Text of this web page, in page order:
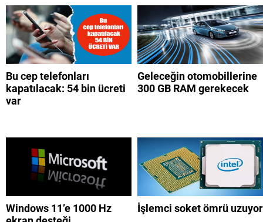
Bu cep telefonları
kapatılacak: 54 bin ücreti
var
Geleceğin otomobillerine
300 GB RAM gerekecek
Windows 11’e 1000 Hz
İşlemci soket ömrü uzuyor